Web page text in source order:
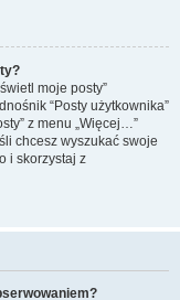
moje posty”
“Posty użytkownika”
z menu „Więcej…”
chcesz wyszukać swoje
i skorzystaj z